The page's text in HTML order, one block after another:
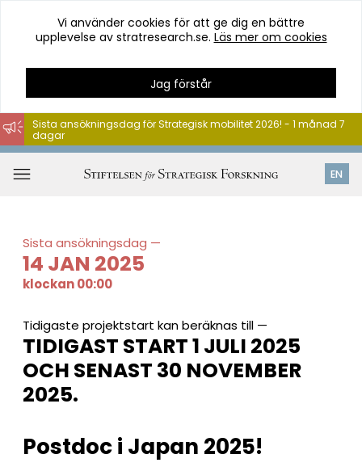
Hoppa
till
innehåll
Vi använder cookies för att ge dig en bättre
upplevelse av stratresearch.se. Läs mer om cookies
Jag förstår
EN
Sista ansökningsdag för Strategisk mobilitet 2026! - 1 månad 7
dagar
Sista ansökningsdag
14 JAN 2025
klockan 00:00
Tidigaste projektstart kan beräknas till
TIDIGAST START 1 JULI 2025
OCH SENAST 30 NOVEMBER
2025.
Postdoc i Japan 2025!